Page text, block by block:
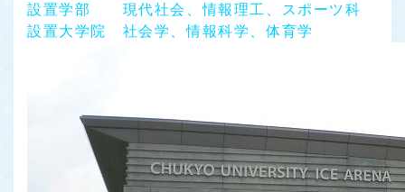
設置学部 現代社会、情報理工、スポーツ科
設置大学院 社会学、情報科学、体育学